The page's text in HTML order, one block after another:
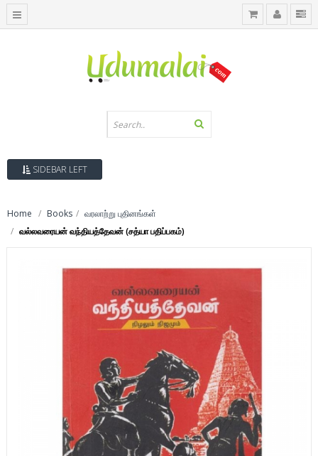
SIDEBAR LEFT
Home Books
வரலாற்று புதினங்கள்
வல்லவரையன் வந்தியத்தேவன் (சத்யா பதிப்பகம்)